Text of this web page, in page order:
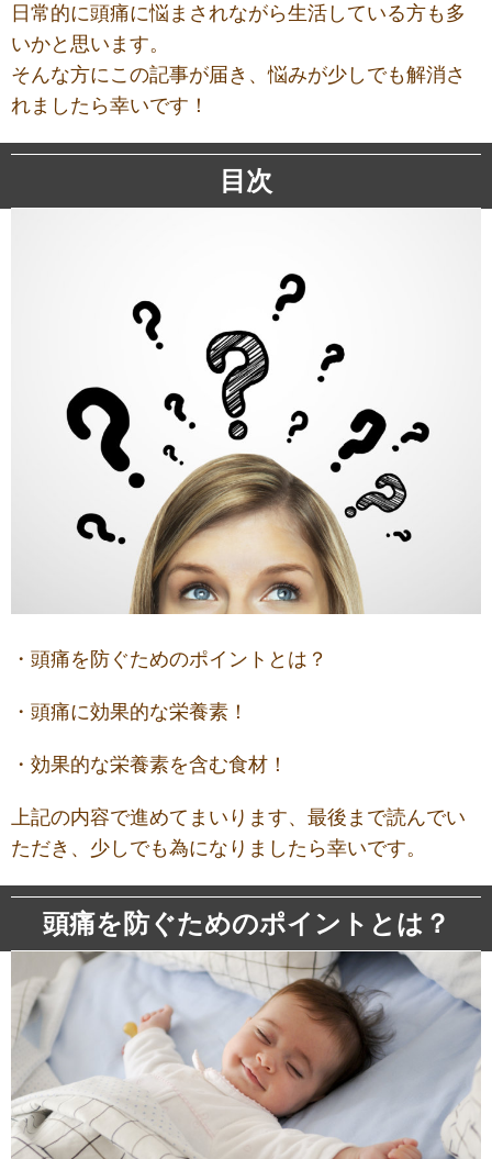
日常的に頭痛に悩まされながら生活している方も多
いかと思います。
そんな方にこの記事が届き、悩みが少しでも解消さ
れましたら幸いです！
目次
・頭痛を防ぐためのポイントとは？
・頭痛に効果的な栄養素！
・効果的な栄養素を含む食材！
上記の内容で進めてまいります、最後まで読んでい
ただき、少しでも為になりましたら幸いです。
頭痛を防ぐためのポイントとは？